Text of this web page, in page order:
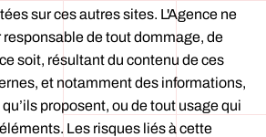
sur ces autres sites. L'Agence ne
responsable de tout dommage, de
soit, résultant du contenu de ces
et notamment des informations,
proposent, ou de tout usage qui
Les risques liés à cette